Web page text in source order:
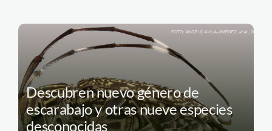
Descubren nuevo género de
escarabajo y otras nueve especies
desconocidas